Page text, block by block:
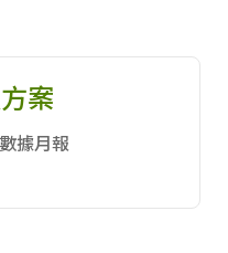
案
據月報